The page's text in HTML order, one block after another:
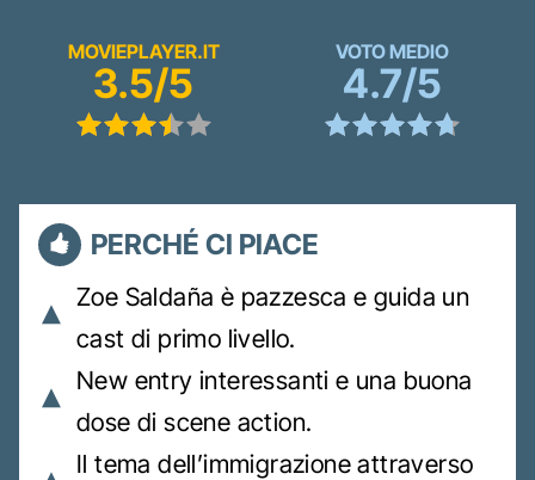
MOVIEPLAYER.IT
3.5/5
VOTO MEDIO
4.7/5
PERCHÉ CI PIACE
Zoe Saldaña è pazzesca e guida un
cast di primo livello.
New entry interessanti e una buona
dose di scene action.
Il tema dell’immigrazione attraverso